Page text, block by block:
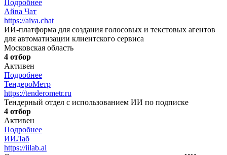
Подробнее
Айва Чат
https://aiva.chat
ИИ-платформа для создания голосовых и текстовых агентов
для автоматизации клиентского сервиса
Московская область
4 отбор
Активен
Подробнее
ТендероМетр
https://tenderometr.ru
Тендерный отдел с использованием ИИ по подписке
4 отбор
Активен
Подробнее
ИИЛаб
https://iilab.ai